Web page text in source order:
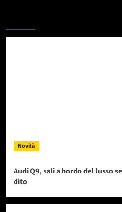
Novità
Audi Q9, sali a bordo del lusso
dito